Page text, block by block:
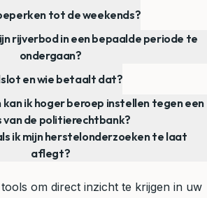
tot de weekends?
rijverbod in een bepaalde periode te
ondergaan?
en wie betaalt dat?
kan ik hoger beroep instellen tegen een
van de politierechtbank?
ik mijn herstelonderzoeken te laat
aflegt?
om direct inzicht te krijgen in uw